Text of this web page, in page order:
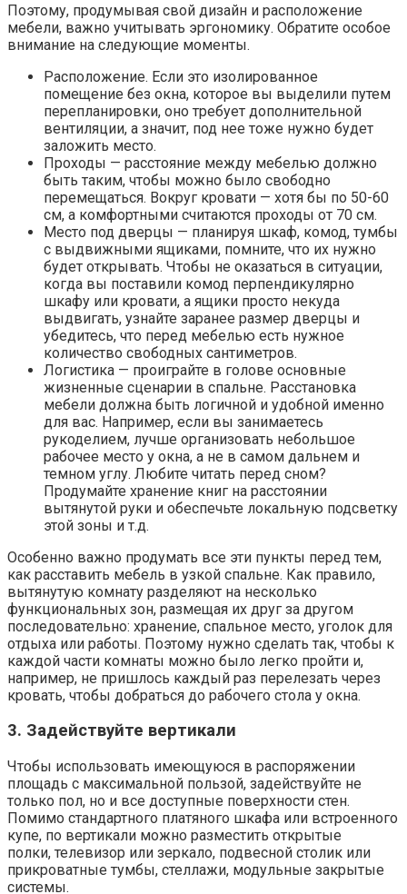
Поэтому, продумывая свой дизайн и расположение
мебели, важно учитывать эргономику. Обратите особое
внимание на следующие моменты.
Расположение. Если это изолированное
помещение без окна, которое вы выделили путем
перепланировки, оно требует дополнительной
вентиляции, а значит, под нее тоже нужно будет
заложить место.
Проходы — расстояние между мебелью должно
быть таким, чтобы можно было свободно
перемещаться. Вокруг кровати — хотя бы по 50-60
см, а комфортными считаются проходы от 70 см.
Место под дверцы — планируя шкаф, комод, тумбы
с выдвижными ящиками, помните, что их нужно
будет открывать. Чтобы не оказаться в ситуации,
когда вы поставили комод перпендикулярно
шкафу или кровати, а ящики просто некуда
выдвигать, узнайте заранее размер дверцы и
убедитесь, что перед мебелью есть нужное
количество свободных сантиметров.
Логистика — проиграйте в голове основные
жизненные сценарии в спальне. Расстановка
мебели должна быть логичной и удобной именно
для вас. Например, если вы занимаетесь
рукоделием, лучше организовать небольшое
рабочее место у окна, а не в самом дальнем и
темном углу. Любите читать перед сном?
Продумайте хранение книг на расстоянии
вытянутой руки и обеспечьте локальную подсветку
этой зоны и т.д.
Особенно важно продумать все эти пункты перед тем,
как расставить мебель в узкой спальне. Как правило,
вытянутую комнату разделяют на несколько
функциональных зон, размещая их друг за другом
последовательно: хранение, спальное место, уголок для
отдыха или работы. Поэтому нужно сделать так, чтобы к
каждой части комнаты можно было легко пройти и,
например, не пришлось каждый раз перелезать через
кровать, чтобы добраться до рабочего стола у окна.
3. Задействуйте вертикали
Чтобы использовать имеющуюся в распоряжении
площадь с максимальной пользой, задействуйте не
только пол, но и все доступные поверхности стен.
Помимо стандартного платяного шкафа или встроенного
купе, по вертикали можно разместить открытые
полки, телевизор или зеркало, подвесной столик или
прикроватные тумбы, стеллажи, модульные закрытые
системы.